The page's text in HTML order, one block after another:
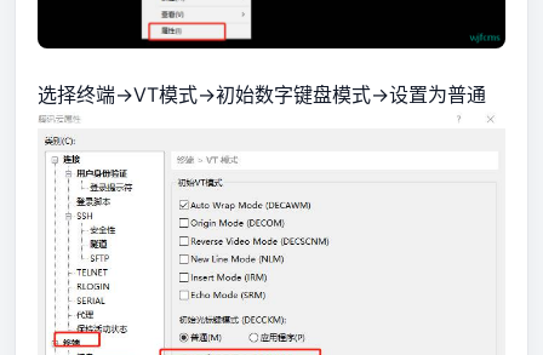
选择终端->VT模式->初始数字键盘模式->设置为普通